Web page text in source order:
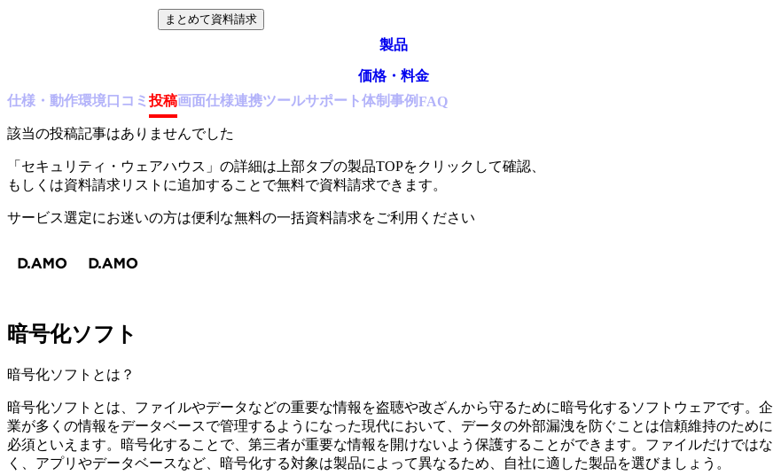
まとめて資料請求
製品
価格・料金
仕様・動作環境口コミ投稿画面仕様連携ツールサポート体制 事例FAQ
該当の投稿記事はありませんでした
「 セキュリティ・ウェアハウス 」の詳細は上部タブの製品TOPをクリックして確認、
もしくは資料請求リストに追加することで無料で資料請求できます。
サービス選定にお迷いの方は便利な無料の一括資料請求をご利用ください
暗号化ソフト
暗号化ソフト とは？
暗号化ソフトとは、ファイルやデータなどの重要な情報を盗聴や改ざんから守るために暗号化するソフトウェアです。企
業が多くの情報をデータベースで管理するようになった現代において、データの外部漏洩を防ぐことは信頼維持のために
必須といえます。暗号化することで、第三者が重要な情報を開けないよう保護することができます。ファイルだけではな
く、アプリやデータベースなど、暗号化する対象は製品によって異なるため、自社に適した製品を選びましょう。